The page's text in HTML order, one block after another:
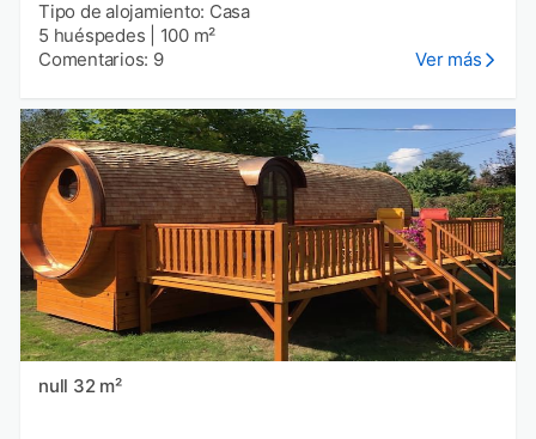
Tipo de alojamiento: Casa
5 huéspedes
100 m²
Comentarios: 9
Ver más
null 32 m²